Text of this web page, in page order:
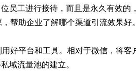
员工进行接待，而且是永久有效的
帮助企业了解哪个渠道引流效果好。
好平台和工具。相对于微信，将客
域流量池的建立。